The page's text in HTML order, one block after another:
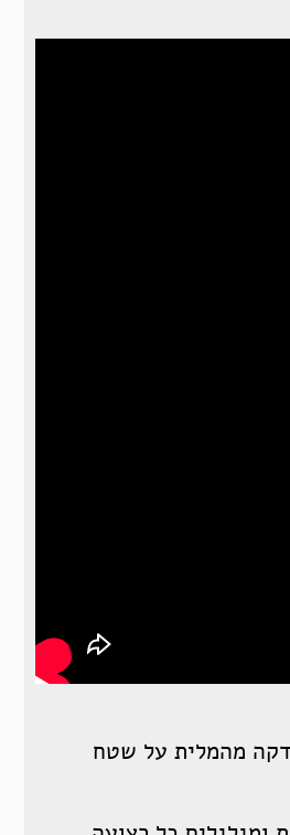
מהמלית על שטח